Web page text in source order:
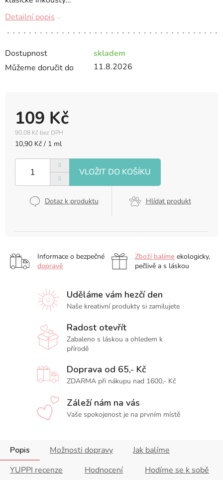
Dostupnost
skladem
Můžeme doručit do
11.8.2026
109 Kč
90,08 Kč bez DPH
Měrná
10,90 Kč / 1 ml
Dotaz k produktu Hlídat produkt
Detailní popis
Informace o bezpečné
dopravě
Zboží balíme ekologicky,
pečlivě a s láskou
Uděláme vám hezčí den
Naše kreativní produkty si zamilujete
Radost otevřít
Zabaleno s láskou a ohledem k
přírodě
Doprava od 65,- Kč
ZDARMA při nákupu nad 1600,- Kč
Záleží nám na vás
Vaše spokojenost je na prvním místě
Popis Možnosti dopravy
Jak balíme
YUPPI recenze
Hodnocení Hodíme se k sobě